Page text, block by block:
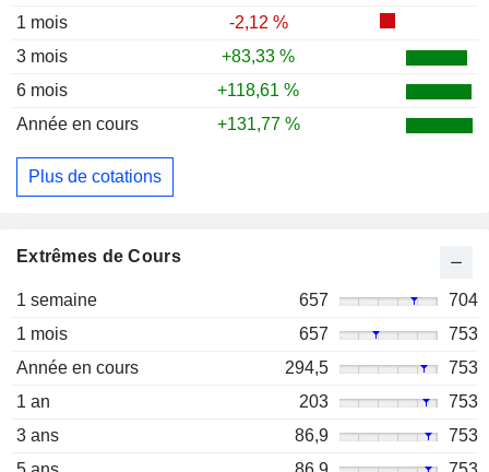
1 mois
-2,12 %
3 mois
+83,33 %
6 mois
+118,61 %
Année en cours
+131,77 %
Plus de cotations
Extrêmes de Cours
1 semaine 657
704
1 mois
657
753
Année en cours
294,5
753
1 an
203
753
3 ans
86,9
753